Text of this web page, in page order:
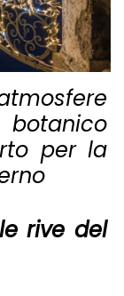
per la
rive del